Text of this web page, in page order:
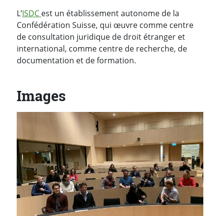
L’ISDC est un établissement autonome de la
Confédération Suisse, qui œuvre comme centre
de consultation juridique de droit étranger et
international, comme centre de recherche, de
documentation et de formation.
Images